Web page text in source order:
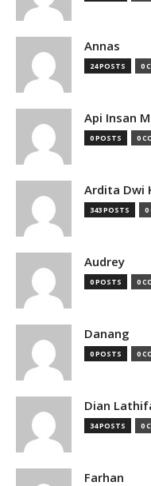
Annas
24 POSTS 0
Api Insan
0 POSTS 0
Ardita Dwi
343 POSTS 0
Audrey
0 POSTS 0
Danang
0 POSTS 0
Dian
34 POSTS 0
Farhan